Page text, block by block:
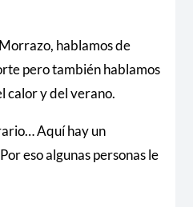
hablamos de
pero también hablamos
calor y del verano.
Aquí hay un
eso algunas personas le